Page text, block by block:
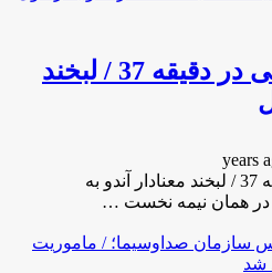
تعویض کاپیتان تیم‌ملی در دقیقه 37 / لبخند
تعویض کاپیتان تیم‌ملی در دقیقه 37 / لبخند معنا‌دار آندو به
در همان نیمه نخست …